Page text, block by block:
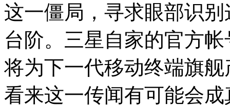
这一僵局，寻求眼部识
台阶。三星自家的官方
将为下一代移动终端旗
看来这一传闻有可能会成